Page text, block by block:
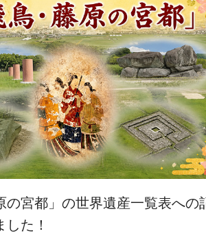
の宮都」の世界遺産一覧表への
た！